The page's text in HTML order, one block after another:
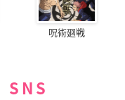
呪術廻戦
SNS